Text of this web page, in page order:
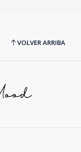
VOLVER ARRIBA